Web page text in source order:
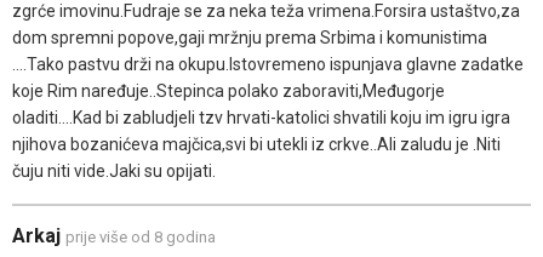
zgrće imovinu.Fudraje se za neka teža vrimena.Forsira ustaštvo,za
dom spremni popove,gaji mržnju prema Srbima i komunistima
....Tako pastvu drži na okupu.Istovremeno ispunjava glavne zadatke
koje Rim naređuje..Stepinca polako zaboraviti,Međugorje
oladiti....Kad bi zabludjeli tzv hrvati-katolici shvatili koju im igru igra
njihova bozanićeva majčica,svi bi utekli iz crkve..Ali zaludu je .Niti
čuju niti vide.Jaki su opijati.
Arkaj prije više od 8 godina